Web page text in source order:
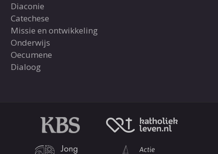
Diaconie
Catechese
Missie en ontwikkeling
Onderwijs
Oecumene
Dialoog